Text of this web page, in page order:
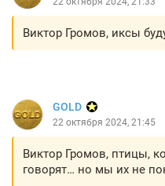
Виктор Громов, иксы
GOLD
22 октября 2024, 21:45
Виктор Громов, птицы,
говорят… но мы их не